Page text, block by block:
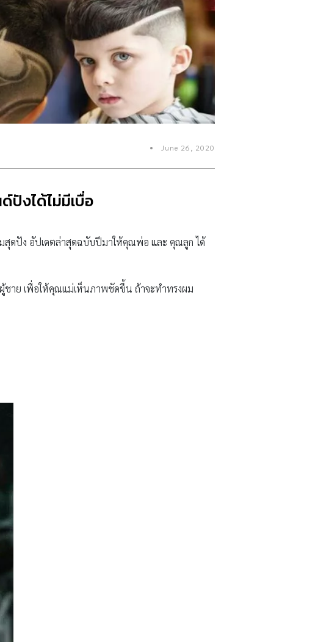
June 26, 2020
ปังได้ไม่มีเบื่อ
สุดปัง อัปเดตล่าสุดฉบับปีมาให้คุณพ่อ และ คุณลูก ได้
ชาย เพื่อให้คุณแม่เห็นภาพชัดขึ้น ถ้าจะทำทรงผม